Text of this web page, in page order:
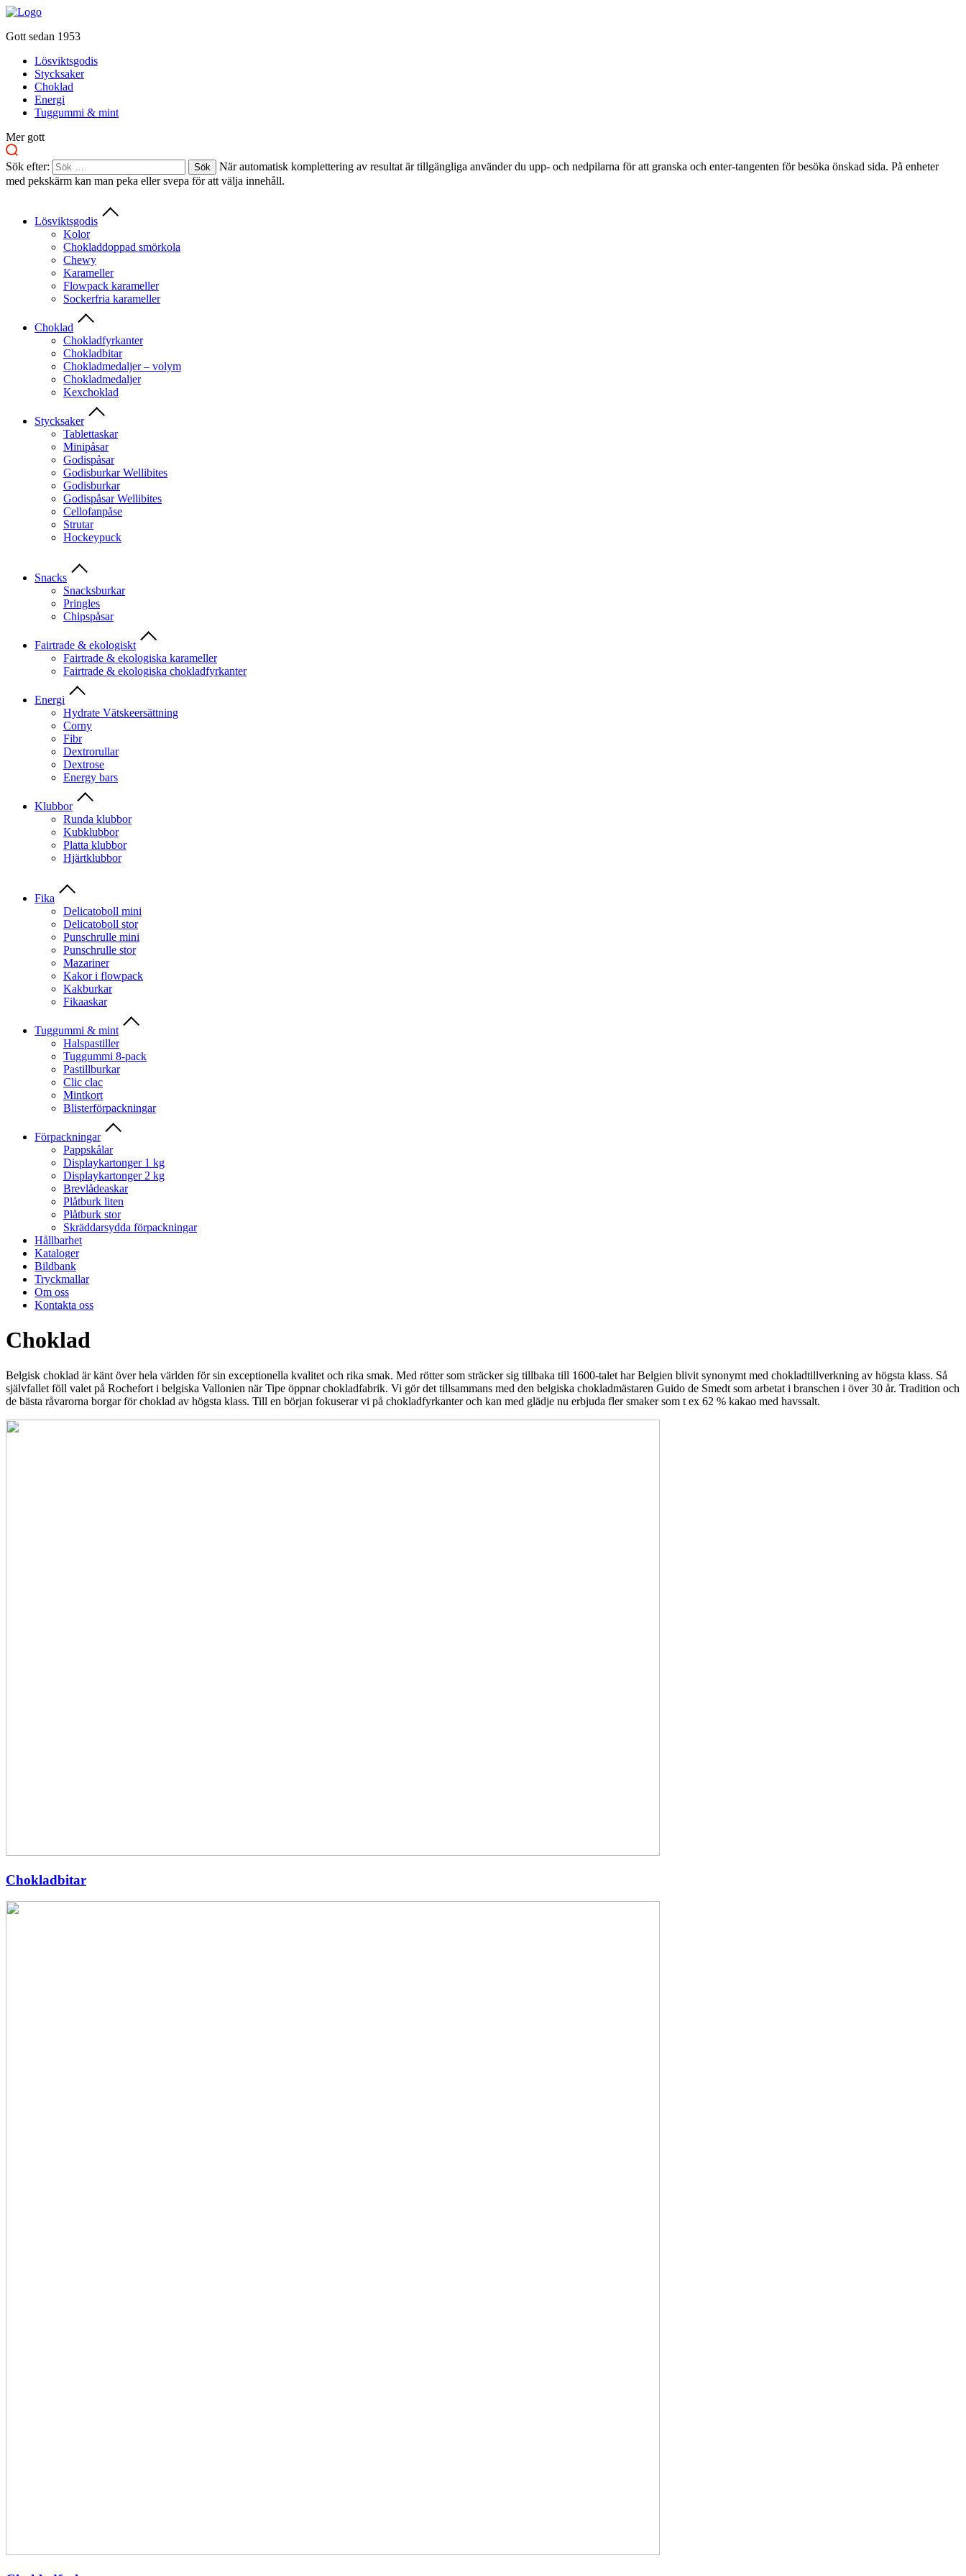
Gott sedan 1953
Lösviktsgodis
Stycksaker
Choklad
Energi
Tuggummi & mint
Mer gott
Sök efter:
När automatisk komplettering av resultat är tillgängliga använder du upp- och nedpilarna för att granska och enter-tangenten för besöka önskad sida. På enheter
med pekskärm kan man peka eller svepa för att välja innehåll.
Lösviktsgodis
Kolor
Chokladdoppad smörkola
Chewy
Karameller
Flowpack karameller
Sockerfria karameller
Choklad
Chokladfyrkanter
Chokladbitar
Chokladmedaljer – volym
Chokladmedaljer
Kexchoklad
Stycksaker
Tablettaskar
Minipåsar
Godispåsar
Godisburkar Wellibites
Godisburkar
Godispåsar Wellibites
Cellofanpåse
Strutar
Hockeypuck
Snacks
Snacksburkar
Pringles
Chipspåsar
Fairtrade & ekologiskt
Fairtrade & ekologiska karameller
Fairtrade & ekologiska chokladfyrkanter
Energi
Hydrate Vätskeersättning
Corny
Fibr
Dextrorullar
Dextrose
Energy bars
Klubbor
Runda klubbor
Kubklubbor
Platta klubbor
Hjärtklubbor
Fika
Delicatoboll mini
Delicatoboll stor
Punschrulle mini
Punschrulle stor
Mazariner
Kakor i flowpack
Kakburkar
Fikaaskar
Tuggummi & mint
Halspastiller
Tuggummi 8-pack
Pastillburkar
Clic clac
Mintkort
Blisterförpackningar
Förpackningar
Pappskålar
Displaykartonger 1 kg
Displaykartonger 2 kg
Brevlådeaskar
Plåtburk liten
Plåtburk stor
Skräddarsydda förpackningar
Hållbarhet
Kataloger
Bildbank
Tryckmallar
Om oss
Kontakta oss
Choklad
Belgisk choklad är känt över hela världen för sin exceptionella kvalitet och rika smak. Med rötter som sträcker sig tillbaka till 1600-talet har Belgien blivit synonymt med chokladtillverkning av högsta klass. Så
självfallet föll valet på Rochefort i belgiska Vallonien när Tipe öppnar chokladfabrik. Vi gör det tillsammans med den belgiska chokladmästaren Guido de Smedt som arbetat i branschen i över 30 år. Tradition och
de bästa råvarorna borgar för choklad av högsta klass. Till en början fokuserar vi på chokladfyrkanter och kan med glädje nu erbjuda fler smaker som t ex 62 % kakao med havssalt.
Chokladbitar